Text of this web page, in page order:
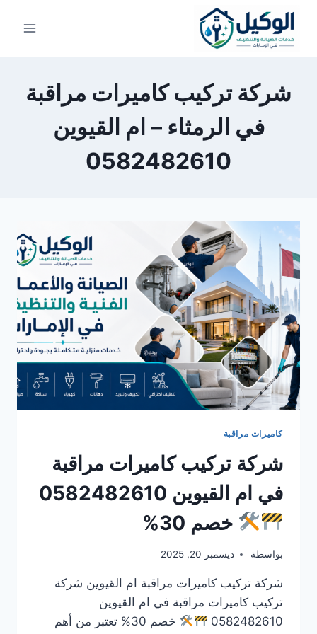
التجاوز
المحتوى
شركة تركيب كاميرات مراقبة
في الرمثاء – ام القيوين
0582482610
كاميرات مراقبة
شركة تركيب كاميرات مراقبة
في ام القيوين 0582482610
خصم 30%
بواسطة ديسمبر 20, 2025
شركة تركيب كاميرات مراقبة ام القيوين شركة
تركيب كاميرات مراقبة في ام القيوين
0582482610
خصم 30% تعتبر من أهم